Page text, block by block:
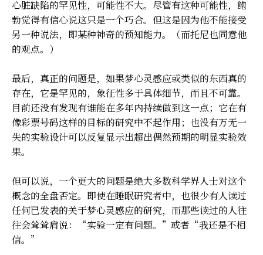
心脏缺陷的罕见性，可能性不大。尽管有这种可能性，鲍
勃觉得有信心说这只是一个巧合。但这是因为他不能接受
另一种说法，即某种神奇的预知能力。（而托尼也同意他
的观点。）
最后，真正的问题是，如果梦心灵感应或类似的东西真的
存在，它是罕见的，象征性多于具体细节，而且不可靠。
目前还没有发现有谁能在多年内持续做到这一点；它在有
像彩票号码这样的目标的研究中不起作用；也没有万无一
失的实验设计可以反复显示出超出偶然预期的明显实验效
果。
但可以说，一个更大的问题是绝大多数科学界人士对这个
概念的全盘否定。即使在睡眠研究者中，也很少有人读过
任何已发表的关于梦心灵感应的研究，而那些读过的人往
往会耸耸肩说：“实验一定有问题。”或者“我还是不相
信。”